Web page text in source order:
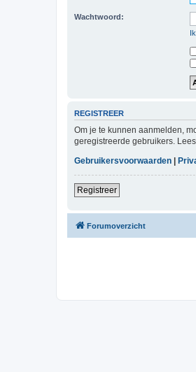
Wachtwoord:
REGISTREER
Om je te kunnen aanmelden,
geregistreerde gebruikers.
Gebruikersvoorwaarden |
Registreer
Forumoverzicht